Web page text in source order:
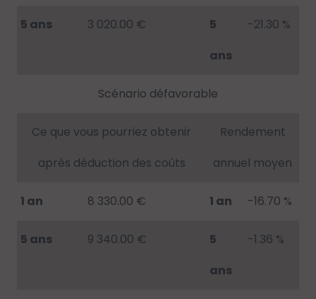
5 ans 3 020.00 €
5
ans
-21.30 %
Scénario défavorable
Ce que vous pourriez obtenir
après déduction des coûts
Rendement
annuel moyen
1 an 8 330.00 € 1 an -16.70 %
5 ans 9 340.00 €
5
ans
-1.36 %